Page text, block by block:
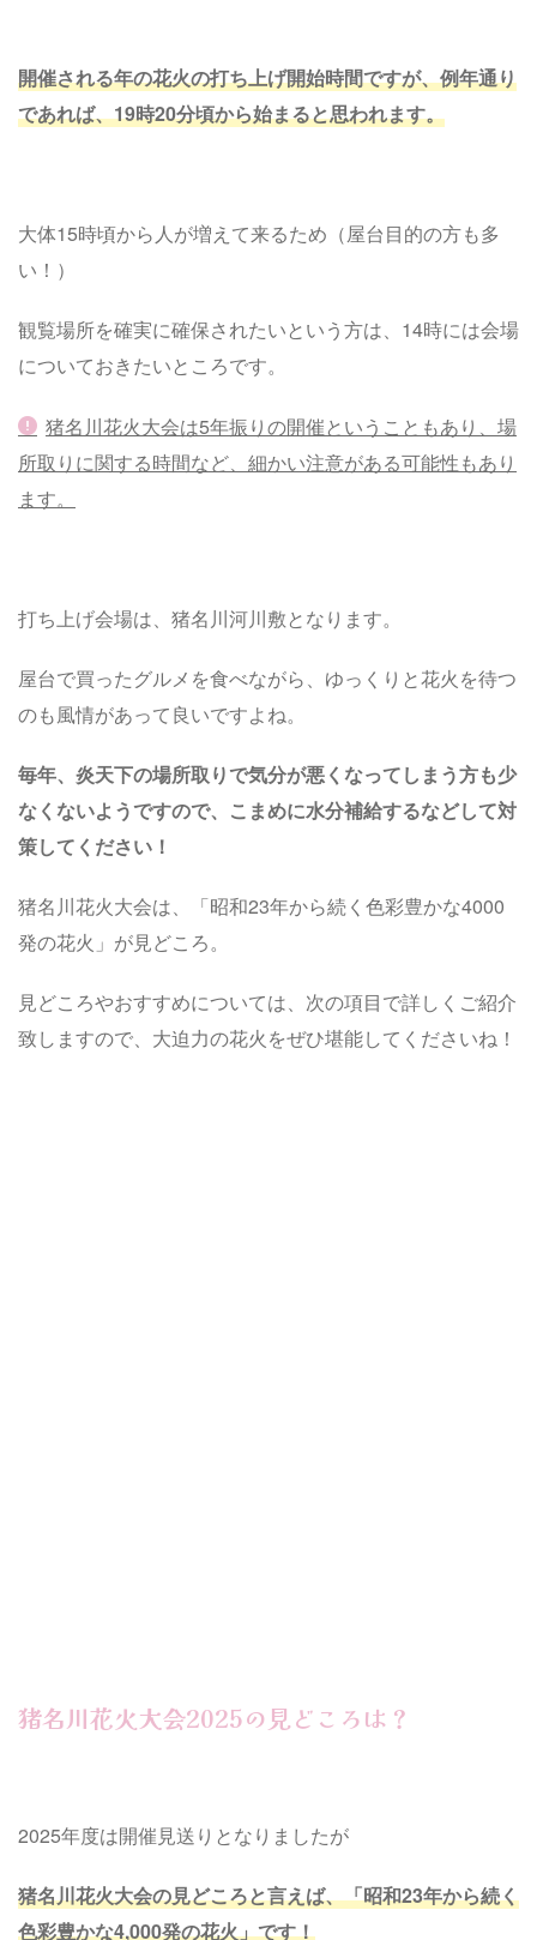
開催される年の花火の打ち上げ開始時間ですが、例年通り
であれば、19時20分頃から始まると思われます。
大体15時頃から人が増えて来るため（屋台目的の方も多
い！）
観覧場所を確実に確保されたいという方は、14時には会場
についておきたいところです。
猪名川花火大会は5年振りの開催ということもあり、場
所取りに関する時間など、細かい注意がある可能性もあり
ます。
打ち上げ会場は、猪名川河川敷となります。
屋台で買ったグルメを食べながら、ゆっくりと花火を待つ
のも風情があって良いですよね。
毎年、炎天下の場所取りで気分が悪くなってしまう方も少
なくないようですので、こまめに水分補給するなどして対
策してください！
猪名川花火大会は、「昭和23年から続く色彩豊かな4000
発の花火」が見どころ。
見どころやおすすめについては、次の項目で詳しくご紹介
致しますので、大迫力の花火をぜひ堪能してくださいね！
猪名川花火大会2025の見どころは？
2025年度は開催見送りとなりましたが
猪名川花火大会の見どころと言えば、「昭和23年から続く
色彩豊かな4,000発の花火」です！